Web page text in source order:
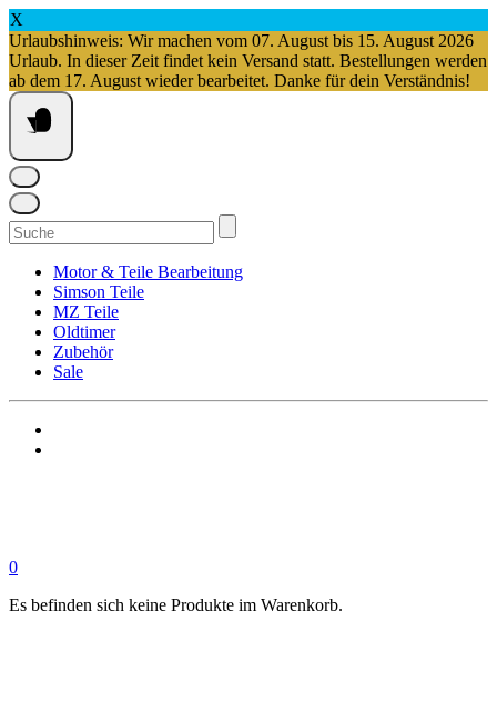
X
Urlaubshinweis: Wir machen vom 07. August bis 15. August 2026
Urlaub. In dieser Zeit findet kein Versand statt. Bestellungen werden
ab dem 17. August wieder bearbeitet. Danke für dein Verständnis!
Springe
zum
Inhalt
Suchen
nach:
Motor & Teile Bearbeitung
Simson Teile
MZ Teile
Oldtimer
Zubehör
Sale
0
Es befinden sich keine Produkte im Warenkorb.